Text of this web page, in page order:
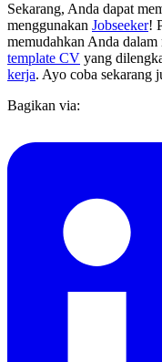
Sekarang, Anda dapat
menggunakan Jobseeker!
memudahkan Anda
template CV yang
kerja. Ayo coba sekarang
Bagikan via: